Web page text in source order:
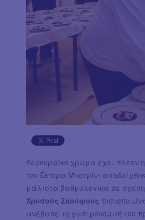
Κερκυραϊκό χρώμα έχει πλέον
του Έκτορα Μποτρίνι
μάλιστα βαθμολογικά σε
Χρυσούς Σκούφους
ανέβασε τη γαστρονομική του